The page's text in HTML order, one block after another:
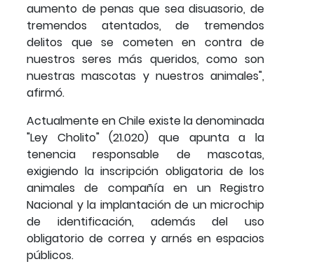
aumento de penas que sea disuasorio, de
tremendos atentados, de tremendos
delitos que se cometen en contra de
nuestros seres más queridos, como son
nuestras mascotas y nuestros animales",
afirmó.
Actualmente en Chile existe la denominada
"Ley Cholito" (21.020) que apunta a la
tenencia responsable de mascotas,
exigiendo la inscripción obligatoria de los
animales de compañía en un Registro
Nacional y la implantación de un microchip
de identificación, además del uso
obligatorio de correa y arnés en espacios
públicos.